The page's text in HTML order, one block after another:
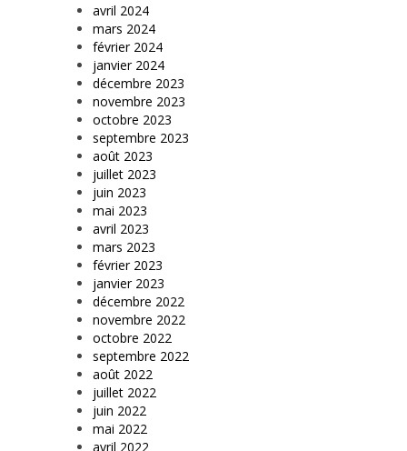
avril 2024
mars 2024
février 2024
janvier 2024
décembre 2023
novembre 2023
octobre 2023
septembre 2023
août 2023
juillet 2023
juin 2023
mai 2023
avril 2023
mars 2023
février 2023
janvier 2023
décembre 2022
novembre 2022
octobre 2022
septembre 2022
août 2022
juillet 2022
juin 2022
mai 2022
avril 2022